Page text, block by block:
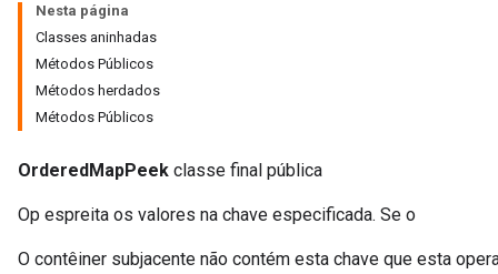
Nesta página
Classes aninhadas
Métodos Públicos
Métodos herdados
Métodos Públicos
OrderedMapPeek classe final pública
Op espreita os valores na chave especificada. Se o
O contêiner subjacente não contém esta chave que esta